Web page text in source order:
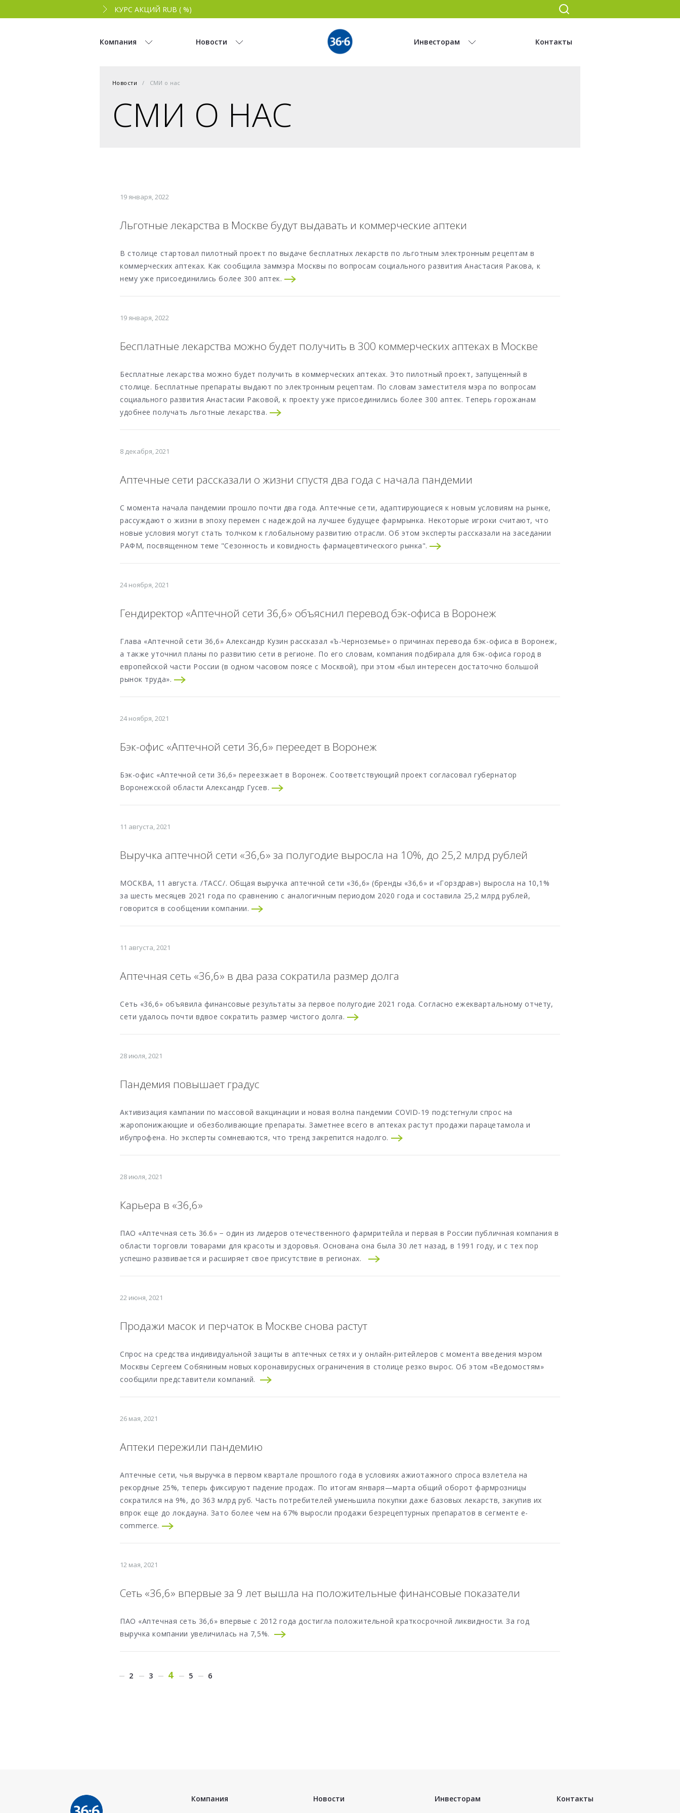
КУРС АКЦИЙ RUB ( %)
Компания Новости Инвесторам Контакты
Новости СМИ о нас
СМИ О НАС
19 января, 2022
Льготные лекарства в Москве будут выдавать и коммерческие аптеки
В столице стартовал пилотный проект по выдаче бесплатных лекарств по льготным электронным рецептам в
коммерческих аптеках. Как сообщила заммэра Москвы по вопросам социального развития Анастасия Ракова, к
нему уже присоединились более 300 аптек.
19 января, 2022
Бесплатные лекарства можно будет получить в 300 коммерческих аптеках в Москве
Бесплатные лекарства можно будет получить в коммерческих аптеках. Это пилотный проект, запущенный в
столице. Бесплатные препараты выдают по электронным рецептам. По словам заместителя мэра по вопросам
социального развития Анастасии Раковой, к проекту уже присоединились более 300 аптек. Теперь горожанам
удобнее получать льготные лекарства.
8 декабря, 2021
Аптечные сети рассказали о жизни спустя два года с начала пандемии
С момента начала пандемии прошло почти два года. Аптечные сети, адаптирующиеся к новым условиям на рынке,
рассуждают о жизни в эпоху перемен с надеждой на лучшее будущее фармрынка. Некоторые игроки считают, что
новые условия могут стать толчком к глобальному развитию отрасли. Об этом эксперты рассказали на заседании
РАФМ, посвященном теме "Сезонность и ковидность фармацевтического рынка".
24 ноября, 2021
Гендиректор «Аптечной сети 36,6» объяснил перевод бэк-офиса в Воронеж
Глава «Аптечной сети 36,6» Александр Кузин рассказал «Ъ-Черноземье» о причинах перевода бэк-офиса в Воронеж,
а также уточнил планы по развитию сети в регионе. По его словам, компания подбирала для бэк-офиса город в
европейской части России (в одном часовом поясе с Москвой), при этом «был интересен достаточно большой
рынок труда».
24 ноября, 2021
Бэк-офис «Аптечной сети 36,6» переедет в Воронеж
Бэк-офис «Аптечной сети 36,6» переезжает в Воронеж. Соответствующий проект согласовал губернатор
Воронежской области Александр Гусев.
11 августа, 2021
Выручка аптечной сети «36,6» за полугодие выросла на 10%, до 25,2 млрд рублей
МОСКВА, 11 августа. /ТАСС/. Общая выручка аптечной сети «36,6» (бренды «36,6» и «Горздрав») выросла на 10,1%
за шесть месяцев 2021 года по сравнению с аналогичным периодом 2020 года и составила 25,2 млрд рублей,
говорится в сообщении компании.
11 августа, 2021
Аптечная сеть «36,6» в два раза сократила размер долга
Сеть «36,6» объявила финансовые результаты за первое полугодие 2021 года. Согласно ежеквартальному отчету,
сети удалось почти вдвое сократить размер чистого долга.
28 июля, 2021
Пандемия повышает градус
Активизация кампании по массовой вакцинации и новая волна пандемии COVID-19 подстегнули спрос на
жаропонижающие и обезболивающие препараты. Заметнее всего в аптеках растут продажи парацетамола и
ибупрофена. Но эксперты сомневаются, что тренд закрепится надолго.
28 июля, 2021
Карьера в «36,6»
ПАО «Аптечная сеть 36.6» − один из лидеров отечественного фармритейла и первая в России публичная компания в
области торговли товарами для красоты и здоровья. Основана она была 30 лет назад, в 1991 году, и с тех пор
успешно развивается и расширяет свое присутствие в регионах.
22 июня, 2021
Продажи масок и перчаток в Москве снова растут
Спрос на средства индивидуальной защиты в аптечных сетях и у онлайн-ритейлеров с момента введения мэром
Москвы Сергеем Собяниным новых коронавирусных ограничения в столице резко вырос. Об этом «Ведомостям»
сообщили представители компаний.
26 мая, 2021
Аптеки пережили пандемию
Аптечные сети, чья выручка в первом квартале прошлого года в условиях ажиотажного спроса взлетела на
рекордные 25%, теперь фиксируют падение продаж. По итогам января—марта общий оборот фармрозницы
сократился на 9%, до 363 млрд руб. Часть потребителей уменьшила покупки даже базовых лекарств, закупив их
впрок еще до локдауна. Зато более чем на 67% выросли продажи безрецептурных препаратов в сегменте e-
commerce.
12 мая, 2021
Сеть «36,6» впервые за 9 лет вышла на положительные финансовые показатели
ПАО «Аптечная сеть 36,6» впервые с 2012 года достигла положительной краткосрочной ликвидности. За год
выручка компании увеличилась на 7,5%.
2 3 4 5 6
Компания Новости Инвесторам Контакты